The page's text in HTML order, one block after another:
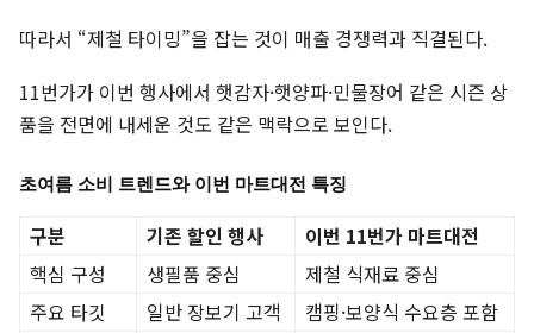
따라서 “제철 타이밍”을 잡는 것이 매출 경쟁력과 직결된다.
11번가가 이번 행사에서 햇감자·햇양파·민물장어 같은 시즌 상
품을 전면에 내세운 것도 같은 맥락으로 보인다.
초여름 소비 트렌드와 이번 마트대전 특징
구분 기존 할인 행사
이번 11번가 마트대전
핵심 구성
생필품 중심
제철 식재료 중심
주요 타깃
일반 장보기 고객
캠핑·보양식 수요층 포함